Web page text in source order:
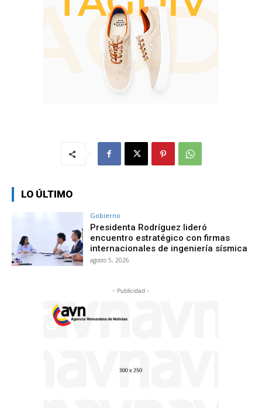
LO ÚLTIMO
Gobierno
Presidenta Rodríguez lideró
encuentro estratégico con firmas
internacionales de ingeniería sísmica
agosto 5, 2026
- Publicidad -